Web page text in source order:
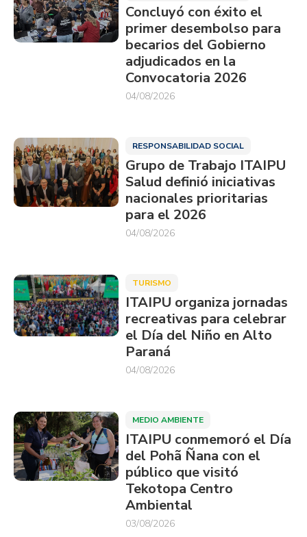
Concluyó con éxito el
primer desembolso para
becarios del Gobierno
adjudicados en la
Convocatoria 2026
04/08/2026
RESPONSABILIDAD SOCIAL
Grupo de Trabajo ITAIPU
Salud definió iniciativas
nacionales prioritarias
para el 2026
04/08/2026
TURISMO
ITAIPU organiza jornadas
recreativas para celebrar
el Día del Niño en Alto
Paraná
04/08/2026
MEDIO AMBIENTE
ITAIPU conmemoró el Día
del Pohã Ñana con el
público que visitó
Tekotopa Centro
Ambiental
03/08/2026